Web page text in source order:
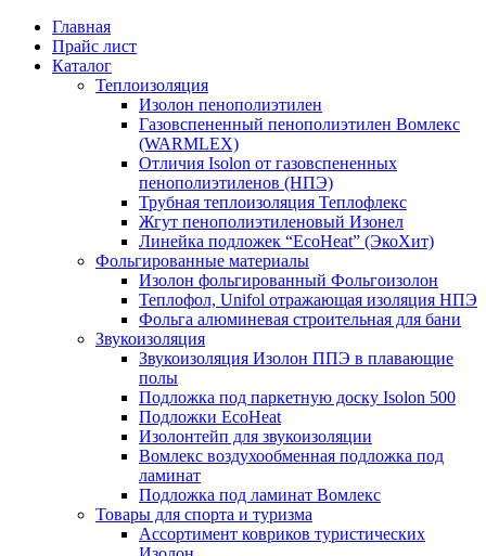
Главная
Прайс лист
Каталог
Теплоизоляция
Изолон пенополиэтилен
Газовспененный пенополиэтилен Вомлекс
(WARMLEX)
Отличия Isolon от газовспененных
пенополиэтиленов (НПЭ)
Трубная теплоизоляция Теплофлекс
Жгут пенополиэтиленовый Изонел
Линейка подложек “EcoHeat” (ЭкоХит)
Фольгированные материалы
Изолон фольгированный Фольгоизолон
Теплофол, Unifol отражающая изоляция НПЭ
Фольга алюминевая строительная для бани
Звукоизоляция
Звукоизоляция Изолон ППЭ в плавающие
полы
Подложка под паркетную доску Isolon 500
Подложки EcoHeat
Изолонтейп для звукоизоляции
Вомлекс воздухообменная подложка под
ламинат
Подложка под ламинат Вомлекс
Товары для спорта и туризма
Ассортимент ковриков туристических